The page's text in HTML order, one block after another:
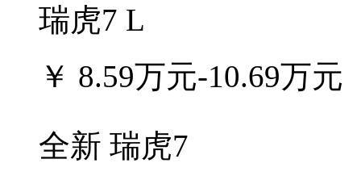
瑞虎7 L
￥ 8.59万元-10.69万元
全新 瑞虎7